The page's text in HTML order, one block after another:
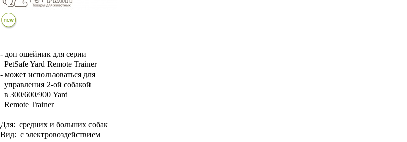
- доп ошейник для серии
PetSafe Yard Remote Trainer
- может использоваться для
управления 2-ой собакой
в 300/600/900 Yard
Remote Trainer
Для: средних и больших собак
Вид: с электровоздействием